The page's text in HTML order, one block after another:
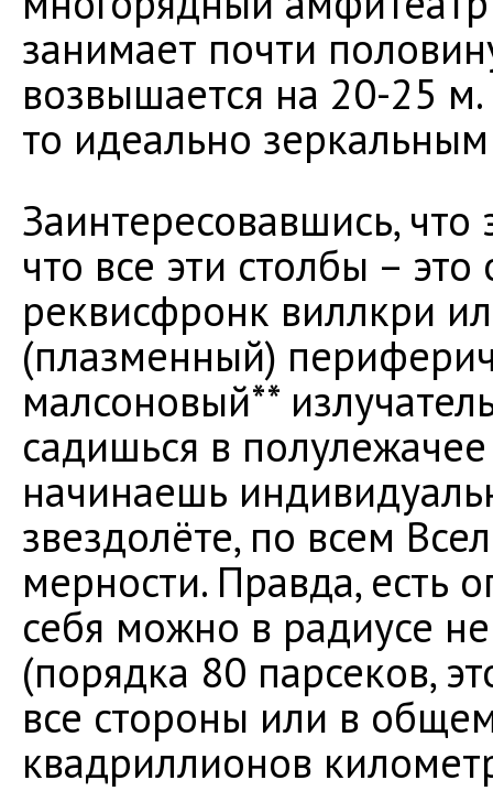
занимает почти
возвышается на 20-25
то идеально
Заинтересовавшись, что
что все эти столбы –
реквисфронк виллкри
(плазменный)
малсоновый**
садишься в
начинаешь
звездолёте, по всем
мерности. Правда, есть
себя можно в радиусе
(порядка 80 парсеков,
все стороны или в
квадриллионов